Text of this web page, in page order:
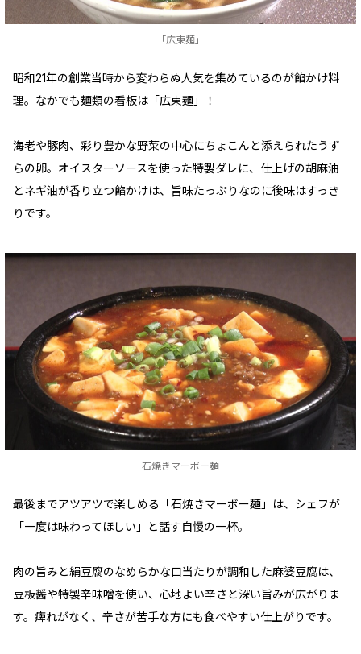
「広東麺」
昭和21年の創業当時から変わらぬ人気を集めているのが餡かけ料
理。なかでも麺類の看板は「広東麺」！
海老や豚肉、彩り豊かな野菜の中心にちょこんと添えられたうず
らの卵。オイスターソースを使った特製ダレに、仕上げの胡麻油
とネギ油が香り立つ餡かけは、旨味たっぷりなのに後味はすっき
りです。
「石焼きマーボー麺」
最後までアツアツで楽しめる「石焼きマーボー麺」は、シェフが
「一度は味わってほしい」と話す自慢の一杯。
肉の旨みと絹豆腐のなめらかな口当たりが調和した麻婆豆腐は、
豆板醤や特製辛味噌を使い、心地よい辛さと深い旨みが広がりま
す。痺れがなく、辛さが苦手な方にも食べやすい仕上がりです。